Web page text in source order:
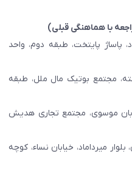
پاساژ پایتخت، طبقه دوم، واحد
فرشته، مجتمع بوتیک مال ملل، طبقه
خیابان موسوی، مجتمع تجاری هدیش
میرداماد، خیابان نساء، کوچه